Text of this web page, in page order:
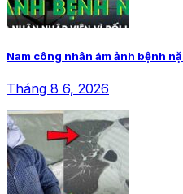
Nam công nhân ám ảnh bệnh
Tháng 8 6, 2026